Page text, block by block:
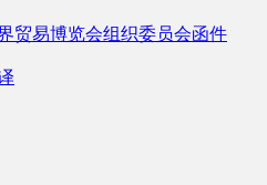
贸易博览会组织委员会函件